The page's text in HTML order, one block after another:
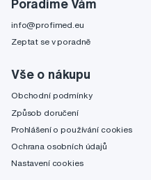
Poradíme Vám
info@profimed.eu
Zeptat se v poradně
Vše o nákupu
Obchodní podmínky
Způsob doručení
Prohlášení o používání cookies
Ochrana osobních údajů
Nastavení cookies